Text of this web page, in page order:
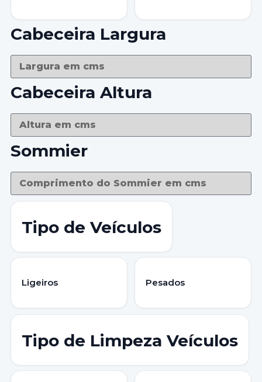
Cabeceira Largura
Cabeceira Altura
Sommier
Tipo de Veículos
Ligeiros Pesados
Tipo de Limpeza Veículos